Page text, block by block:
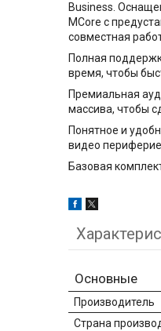
Business.
MCore с
совместная
Полная
время, чтобы
Премиальная
массива, чтобы
Понятное и
видео
Базовая
Основные
Производитель
Страна